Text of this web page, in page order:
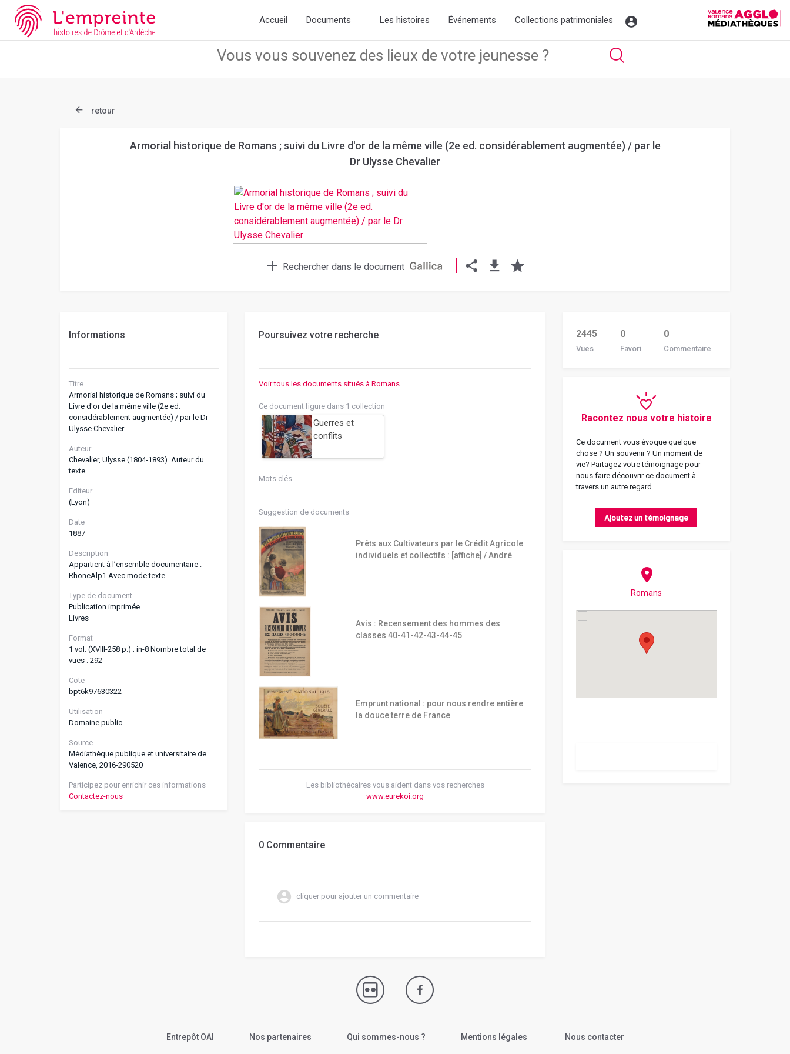
Array ( [slug] => document [ref] => bpt6k97630322 )
Accueil Documents Les histoires Événements Collections patrimoniales
retour
Armorial historique de Romans ; suivi du Livre d'or de la même ville (2e ed. considérablement augmentée) / par le
Dr Ulysse Chevalier
Rechercher dans le document
Informations
Titre
Armorial historique de Romans ; suivi du
Livre d'or de la même ville (2e ed.
considérablement augmentée) / par le Dr
Ulysse Chevalier
Auteur
Chevalier, Ulysse (1804-1893). Auteur du
texte
Editeur
(Lyon)
Date
1887
Description
Appartient à l’ensemble documentaire :
RhoneAlp1 Avec mode texte
Type de document
Publication imprimée
Livres
Format
1 vol. (XVIII-258 p.) ; in-8 Nombre total de
vues : 292
Cote
bpt6k97630322
Utilisation
Domaine public
Source
Médiathèque publique et universitaire de
Valence, 2016-290520
Participez pour enrichir ces informations
Contactez-nous
Poursuivez votre recherche
Voir tous les documents situés à Romans
Ce document figure dans 1 collection
Guerres et
conflits
Mots clés
Suggestion de documents
Prêts aux Cultivateurs par le Crédit Agricole
individuels et collectifs : [affiche] / André
Avis : Recensement des hommes des
classes 40-41-42-43-44-45
Emprunt national : pour nous rendre entière
la douce terre de France
Les bibliothécaires vous aident dans vos recherches
www.eurekoi.org
0 Commentaire
cliquer pour ajouter un commentaire
2445
Vues
0
Favori
0
Commentaire
Racontez nous votre histoire
Ce document vous évoque quelque
chose ? Un souvenir ? Un moment de
vie? Partagez votre témoignage pour
nous faire découvrir ce document à
travers un autre regard.
Ajoutez un témoignage
Romans
Entrepôt OAI Nos partenaires Qui sommes-nous ? Mentions légales Nous contacter